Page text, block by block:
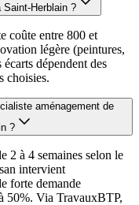
Saint-Herblain ?
coûte entre 800 et
légère (peintures,
dépendent des
choisies.
aménagement de
?
2 à 4 semaines selon le
intervient
forte demande
50%. Via TravauxBTP,